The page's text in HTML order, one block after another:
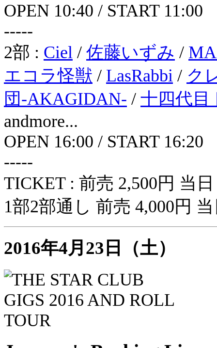
OPEN 10:40 / START 11:00
-----
2部 : Ciel / 佐藤いずみ /
エコラ怪獣 / LasRabbi / ク
団-AKAGIDAN‐ / 十四代目
andmore...
OPEN 16:00 / START 16:20
-----
TICKET : 前売 2,500円 当
1部2部通し 前売 4,000円
2016年4月23日（土）